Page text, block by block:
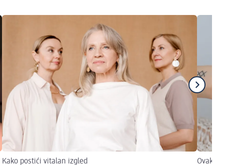
Kako postići vitalan izgled Ovako ćete